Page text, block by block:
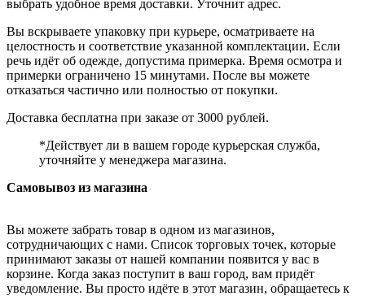
выбрать удобное время доставки. Уточнит адрес.
Вы вскрываете упаковку при курьере, осматриваете на
целостность и соответствие указанной комплектации. Если
речь идёт об одежде, допустима примерка. Время осмотра и
примерки ограничено 15 минутами. После вы можете
отказаться частично или полностью от покупки.
Доставка бесплатна при заказе от 3000 рублей.
*Действует ли в вашем городе курьерская служба,
уточняйте у менеджера магазина.
Самовывоз из магазина
Вы можете забрать товар в одном из магазинов,
сотрудничающих с нами. Список торговых точек, которые
принимают заказы от нашей компании появится у вас в
корзине. Когда заказ поступит в ваш город, вам придёт
уведомление. Вы просто идёте в этот магазин, обращаетесь к